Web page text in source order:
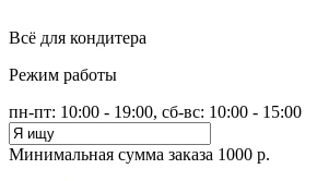
Всё для кондитера
Режим работы
пн-пт: 10:00 - 19:00, сб-вс: 10:00 - 15:00
Минимальная сумма заказа 1000 р.